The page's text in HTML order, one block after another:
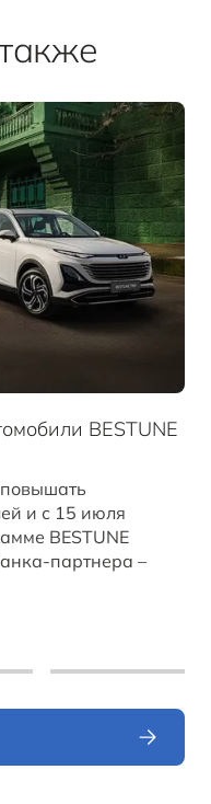
BESTUNE
и с 15 июля
BESTUNE
партнера –